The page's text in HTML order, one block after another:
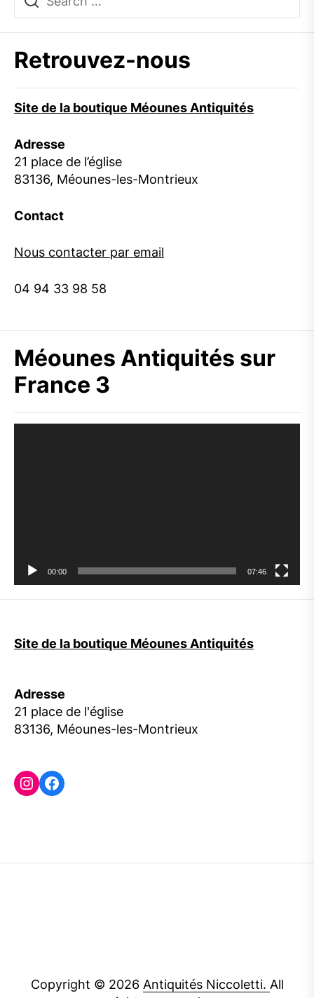
Retrouvez-nous
Site de la boutique Méounes Antiquités
Adresse
21 place de l’église
83136, Méounes-les-Montrieux
Contact
Nous contacter par email
04 94 33 98 58
Méounes Antiquités sur
France 3
00:00 07:46
Site de la boutique Méounes Antiquités
Adresse
21 place de l'église
83136, Méounes-les-Montrieux
Instagram
Facebook
Copyright © 2026 Antiquités Niccoletti. All